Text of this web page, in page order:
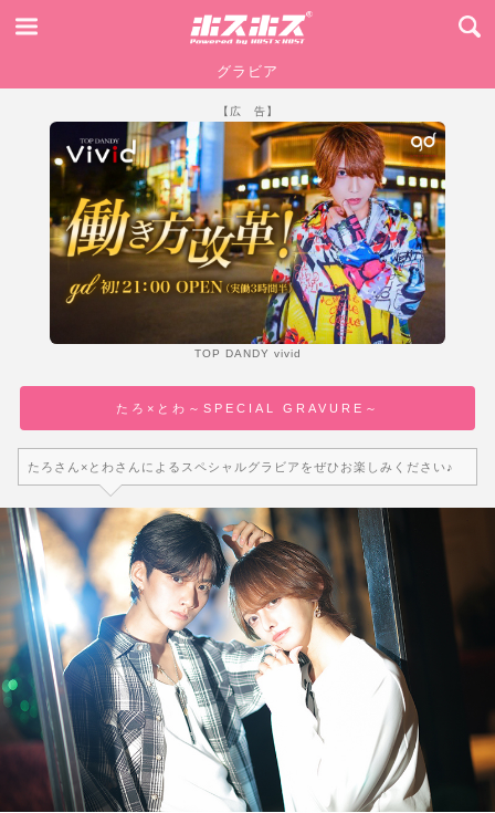
グラビア
【広 告】
TOP DANDY vivid
たろ×とわ～SPECIAL GRAVURE～
たろさん×とわさんによるスペシャルグラビアをぜひお楽しみください♪